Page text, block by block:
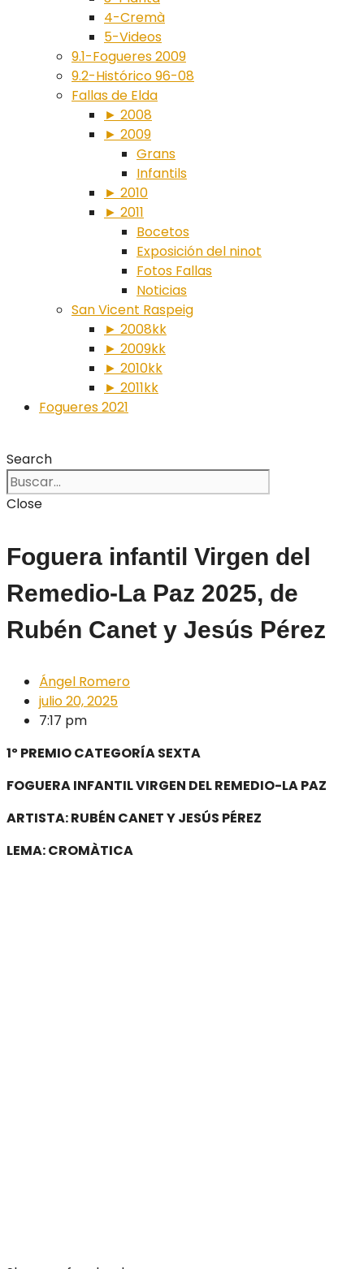
4-Cremà
5-Videos
9.1-Fogueres 2009
9.2-Histórico 96-08
Fallas de Elda
► 2008
► 2009
Grans
Infantils
► 2010
► 2011
Bocetos
Exposición del ninot
Fotos Fallas
Noticias
San Vicent Raspeig
► 2008kk
► 2009kk
► 2010kk
► 2011kk
Fogueres 2021
Search
Close
Foguera infantil Virgen del
Remedio-La Paz 2025, de
Rubén Canet y Jesús Pérez
Ángel Romero
julio 20, 2025
7:17 pm
1º PREMIO CATEGORÍA SEXTA
FOGUERA INFANTIL VIRGEN DEL REMEDIO-LA PAZ
ARTISTA: RUBÉN CANET Y JESÚS PÉREZ
LEMA: CROMÀTICA